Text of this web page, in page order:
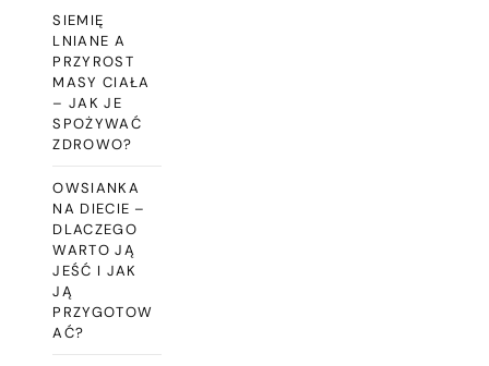
SIEMIĘ
LNIANE A
PRZYROST
MASY CIAŁA
– JAK JE
SPOŻYWAĆ
ZDROWO?
OWSIANKA
NA DIECIE –
DLACZEGO
WARTO JĄ
JEŚĆ I JAK
JĄ
PRZYGOTOW
AĆ?